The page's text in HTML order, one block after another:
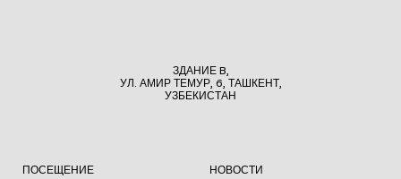
ЗДАНИЕ B,
УЛ. АМИР ТЕМУР, 6, ТАШКЕНТ,
УЗБЕКИСТАН
ПОСЕЩЕНИЕ
НОВОСТИ